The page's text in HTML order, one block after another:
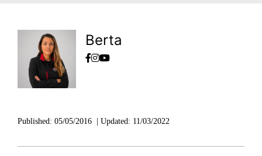
Berta
Published: 05/05/2016 Updated: 11/03/2022